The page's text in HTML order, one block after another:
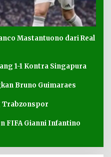
Mastantuono dari Real
1-1 Kontra Singapura
Bruno Guimaraes
Trabzonspor
FIFA Gianni Infantino